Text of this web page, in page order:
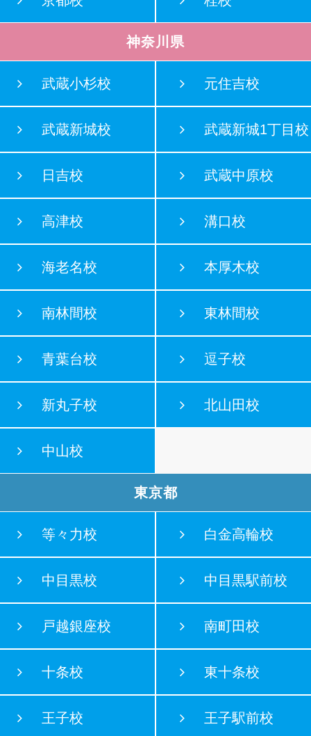
神奈川県
武蔵小杉校 元住吉校
武蔵新城校 武蔵新城1丁目校
日吉校 武蔵中原校
高津校 溝口校
海老名校 本厚木校
南林間校 東林間校
青葉台校 逗子校
新丸子校 北山田校
中山校
東京都
等々力校 白金高輪校
中目黒校 中目黒駅前校
戸越銀座校 南町田校
十条校 東十条校
王子校 王子駅前校